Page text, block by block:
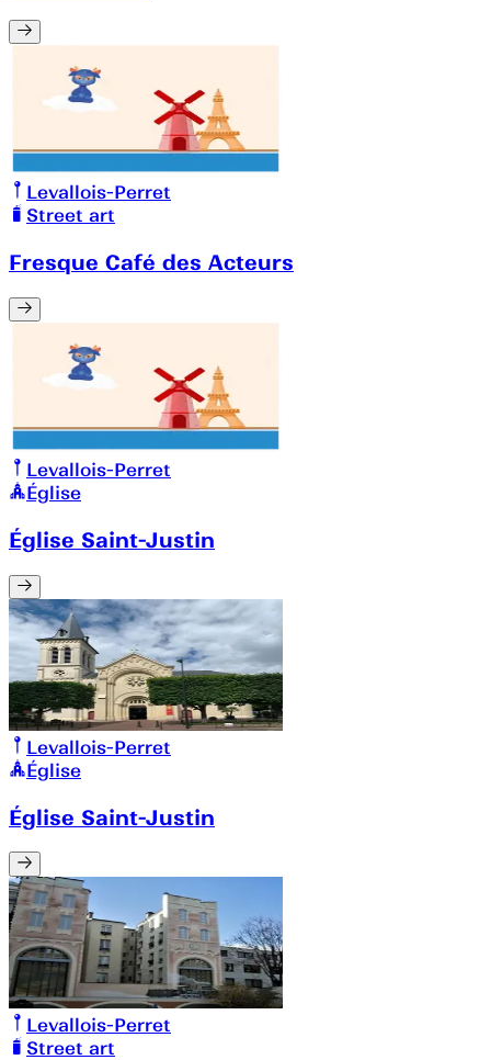
Levallois-Perret
Street art
Fresque Café des Acteurs
Levallois-Perret
Église
Église Saint-Justin
Levallois-Perret
Église
Église Saint-Justin
Levallois-Perret
Street art